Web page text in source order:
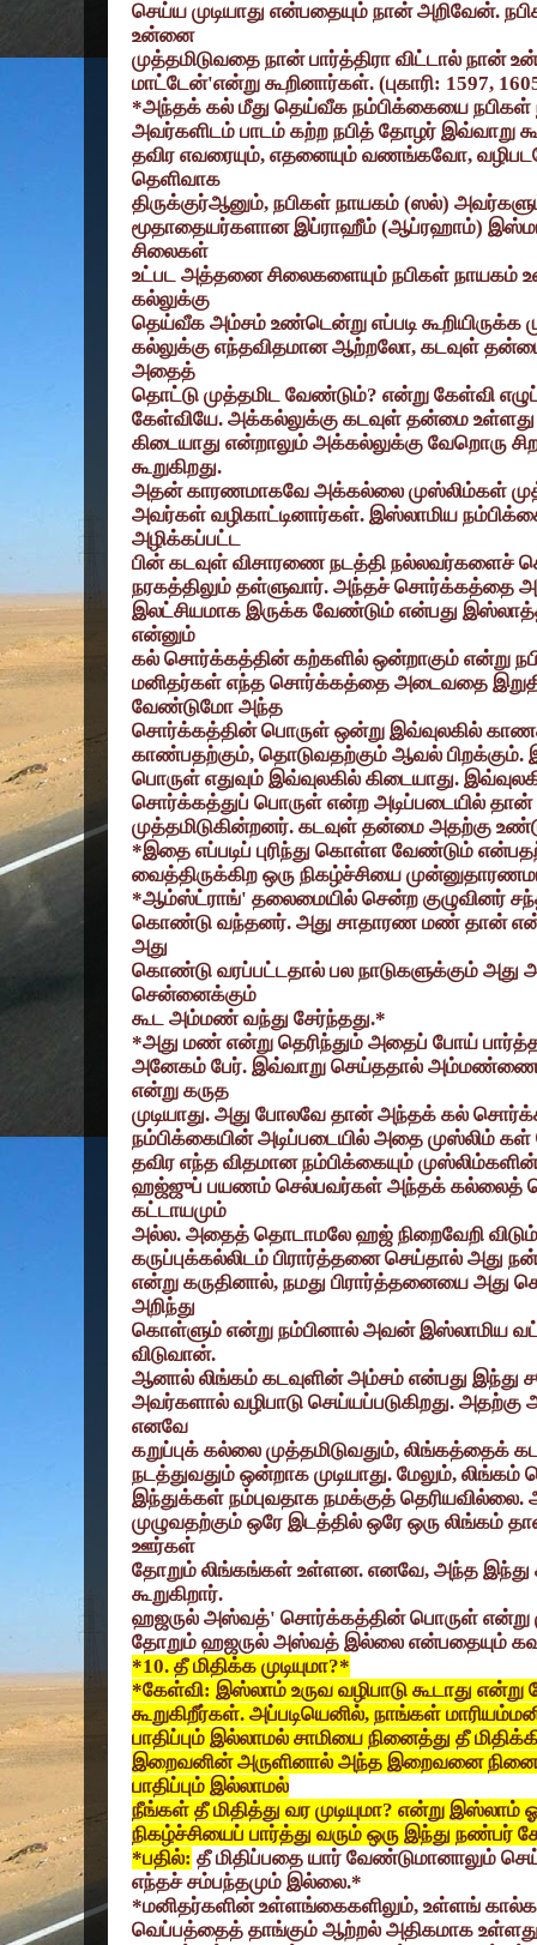
செய்ய முடியாது என்பதையும் நான் அறிவேன்.
உன்னை
முத்தமிடுவதை நான் பார்த்திரா விட்டால் நான்
மாட்டேன்'என்று கூறினார்கள். (புகாரி: 1597,
*அந்தக் கல் மீது தெய்வீக நம்பிக்கையை நபிகள்
அவர்களிடம் பாடம் கற்ற நபித் தோழர் இவ்வாறு
தவிர எவரையும், எதனையும் வணங்கவோ,
தெளிவாக
திருக்குர்ஆனும், நபிகள் நாயகம் (ஸல்) அவர்களும்
மூதாதையர்களான இப்ராஹீம் (ஆப்ரஹாம்)
சிலைகள்
உட்பட அத்தனை சிலைகளையும் நபிகள் நாயகம்
கல்லுக்கு
தெய்வீக அம்சம் உண்டென்று எப்படி கூறியிருக்க
கல்லுக்கு எந்தவிதமான ஆற்றலோ, கடவுள்
அதைத்
தொட்டு முத்தமிட வேண்டும்? என்று கேள்வி
கேள்வியே. அக்கல்லுக்கு கடவுள் தன்மை
கிடையாது என்றாலும் அக்கல்லுக்கு வேறொரு
கூறுகிறது.
அதன் காரணமாகவே அக்கல்லை முஸ்லிம்கள்
அவர்கள் வழிகாட்டினார்கள். இஸ்லாமிய
அழிக்கப்பட்ட
பின் கடவுள் விசாரணை நடத்தி நல்லவர்களைச்
நரகத்திலும் தள்ளுவார். அந்தச் சொர்க்கத்தை
இலட்சியமாக இருக்க வேண்டும் என்பது
என்னும்
கல் சொர்க்கத்தின் கற்களில் ஒன்றாகும் என்று
மனிதர்கள் எந்த சொர்க்கத்தை அடைவதை
வேண்டுமோ அந்த
சொர்க்கத்தின் பொருள் ஒன்று இவ்வுலகில்
காண்பதற்கும், தொடுவதற்கும் ஆவல்
பொருள் எதுவும் இவ்வுலகில் கிடையாது.
சொர்க்கத்துப் பொருள் என்ற அடிப்படையில்
முத்தமிடுகின்றனர். கடவுள் தன்மை அதற்கு
*இதை எப்படிப் புரிந்து கொள்ள வேண்டும்
வைத்திருக்கிற ஒரு நிகழ்ச்சியை
*ஆம்ஸ்ட்ராங்' தலைமையில் சென்ற குழுவினர்
கொண்டு வந்தனர். அது சாதாரண மண் தான்
அது
கொண்டு வரப்பட்டதால் பல நாடுகளுக்கும் அது
சென்னைக்கும்
கூட அம்மண் வந்து சேர்ந்தது.*
*அது மண் என்று தெரிந்தும் அதைப் போய்
அனேகம் பேர். இவ்வாறு செய்ததால்
என்று கருத
முடியாது. அது போலவே தான் அந்தக் கல்
நம்பிக்கையின் அடிப்படையில் அதை முஸ்லிம்
தவிர எந்த விதமான நம்பிக்கையும்
ஹஜ்ஜுப் பயணம் செல்பவர்கள் அந்தக் கல்லைத்
கட்டாயமும்
அல்ல. அதைத் தொடாமலே ஹஜ் நிறைவேறி
கருப்புக்கல்லிடம் பிரார்த்தனை செய்தால் அது
என்று கருதினால், நமது பிரார்த்தனையை அது
அறிந்து
கொள்ளும் என்று நம்பினால் அவன் இஸ்லாமிய
விடுவான்.
ஆனால் லிங்கம் கடவுளின் அம்சம் என்பது இந்து
அவர்களால் வழிபாடு செய்யப்படுகிறது. அதற்கு
எனவே
கறுப்புக் கல்லை முத்தமிடுவதும், லிங்கத்தைக்
நடத்துவதும் ஒன்றாக முடியாது. மேலும், லிங்கம்
இந்துக்கள் நம்புவதாக நமக்குத் தெரியவில்லை.
முழுவதற்கும் ஒரே இடத்தில் ஒரே ஒரு லிங்கம்
ஊர்கள்
தோறும் லிங்கங்கள் உள்ளன. எனவே, அந்த
கூறுகிறார்.
ஹஜருல் அஸ்வத்' சொர்க்கத்தின் பொருள் என்று
தோறும் ஹஜருல் அஸ்வத் இல்லை என்பதையும்
*10. தீ மிதிக்க முடியுமா?*
*கேள்வி: இஸ்லாம் உருவ வழிபாடு கூடாது என்று
கூறுகிறீர்கள். அப்படியெனில், நாங்கள்
பாதிப்பும் இல்லாமல் சாமியை நினைத்து தீ
இறைவனின் அருளினால் அந்த இறைவனை
பாதிப்பும் இல்லாமல்
நீங்கள் தீ மிதித்து வர முடியுமா? என்று இஸ்லாம்
நிகழ்ச்சியைப் பார்த்து வரும் ஒரு இந்து நண்பர்
*பதில்: தீ மிதிப்பதை யார் வேண்டுமானாலும்
எந்தச் சம்பந்தமும் இல்லை.*
*மனிதர்களின் உள்ளங்கைகளிலும், உள்ளங்
வெப்பத்தைத் தாங்கும் ஆற்றல் அதிகமாக